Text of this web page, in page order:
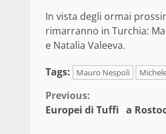
In vista degli ormai
rimarranno in Turchia:
e Natalia Valeeva.
Tags:
Mauro Nespoli
Continue
Reading
Previous:
Europei di Tuffi a